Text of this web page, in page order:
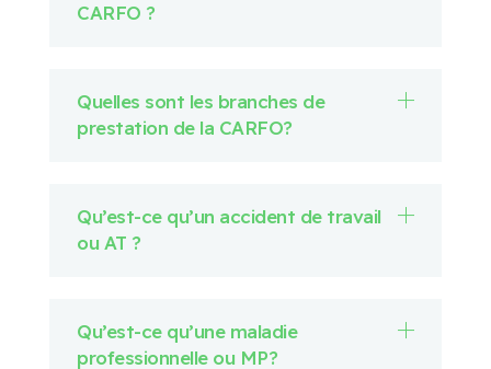
CARFO ?
Quelles sont les branches de
prestation de la CARFO?
Qu’est-ce qu’un accident de travail
ou AT ?
Qu’est-ce qu’une maladie
professionnelle ou MP?